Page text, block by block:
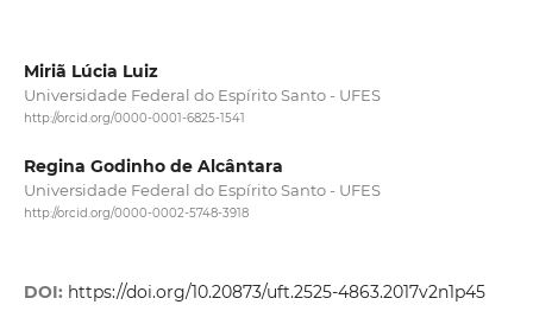
Miriã Lúcia Luiz
Universidade Federal do Espírito Santo - UFES
http://orcid.org/0000-0001-6825-1541
Regina Godinho de Alcântara
Universidade Federal do Espírito Santo - UFES
http://orcid.org/0000-0002-5748-3918
DOI: https://doi.org/10.20873/uft.2525-4863.2017v2n1p45